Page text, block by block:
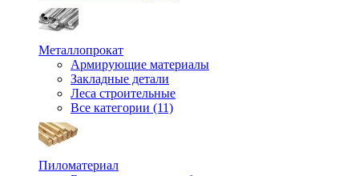
Металлопрокат
Армирующие материалы
Закладные детали
Леса строительные
Все категории (11)
Пиломатериал